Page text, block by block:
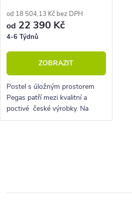
od 18 504,13 Kč bez DPH
od 22 390 Kč
4-6 Týdnů
ZOBRAZIT
Postel s úložným prostorem
Pegas patří mezi kvalitní a
poctivé české výrobky. Na
první pohled zaujme lehkým a
á